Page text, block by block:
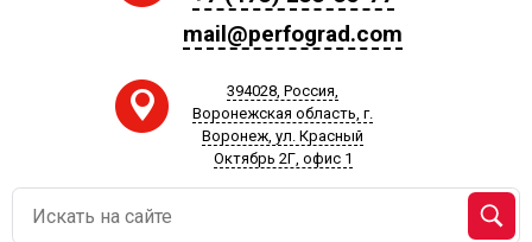
mail@perfograd.com
394028, Россия,
Воронежская область, г.
Воронеж, ул. Красный
Октябрь 2Г, офис 1